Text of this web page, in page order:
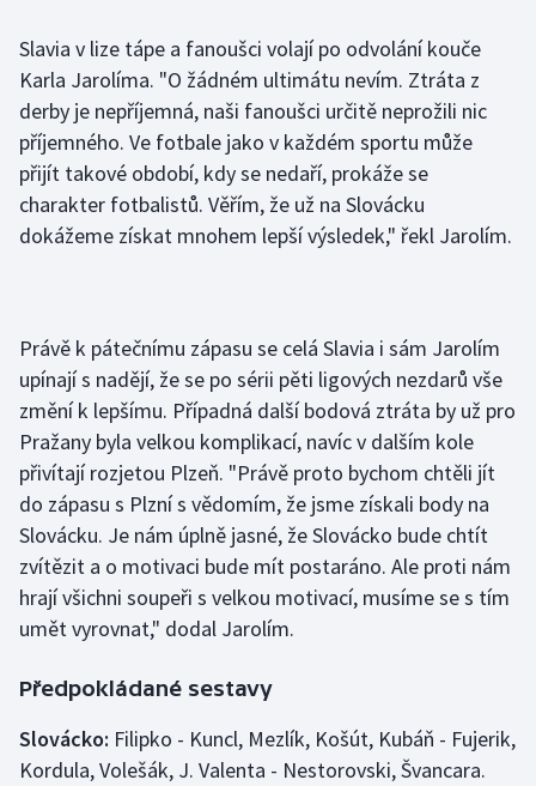
Olympijské hry
Parasport
Plavání
Plážový volejbal
Rychlobruslení
Rychlostní kanoistika
Short track
Sportovní střelba
Stolní tenis
Vodní slalom
Slavia v lize tápe a fanoušci volají po odvolání kouče
Karla Jarolíma. "O žádném ultimátu nevím. Ztráta z
derby je nepříjemná, naši fanoušci určitě neprožili nic
příjemného. Ve fotbale jako v každém sportu může
přijít takové období, kdy se nedaří, prokáže se
charakter fotbalistů. Věřím, že už na Slovácku
dokážeme získat mnohem lepší výsledek," řekl Jarolím.
Právě k pátečnímu zápasu se celá Slavia i sám Jarolím
upínají s nadějí, že se po sérii pěti ligových nezdarů vše
změní k lepšímu. Případná další bodová ztráta by už pro
Pražany byla velkou komplikací, navíc v dalším kole
přivítají rozjetou Plzeň. "Právě proto bychom chtěli jít
do zápasu s Plzní s vědomím, že jsme získali body na
Slovácku. Je nám úplně jasné, že Slovácko bude chtít
zvítězit a o motivaci bude mít postaráno. Ale proti nám
hrají všichni soupeři s velkou motivací, musíme se s tím
umět vyrovnat," dodal Jarolím.
Předpokládané sestavy
Slovácko: Filipko - Kuncl, Mezlík, Košút, Kubáň - Fujerik,
Kordula, Volešák, J. Valenta - Nestorovski, Švancara.